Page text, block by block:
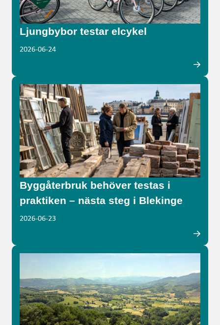
Ljungbybor testar elcykel
2026-06-24
Byggåterbruk behöver testas i
praktiken – nästa steg i Blekinge
2026-06-23